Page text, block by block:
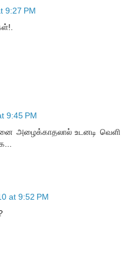
9:27 PM
9:45 PM
அழைக்காதலால் உடனடி வெளி
at 9:52 PM